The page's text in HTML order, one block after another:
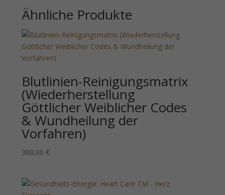
Ähnliche Produkte
Blutlinien-Reinigungsmatrix
(Wiederherstellung
Göttlicher Weiblicher Codes
& Wundheilung der
Vorfahren)
300,00 €